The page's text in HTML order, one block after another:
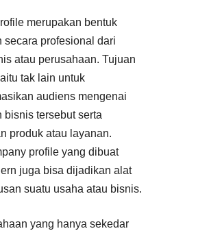
merupakan bentuk
secara profesional dari
atau perusahaan. Tujuan
tak lain untuk
audiens mengenai
bisnis tersebut serta
produk atau layanan.
profile yang dibuat
juga bisa dijadikan alat
suatu usaha atau bisnis.
yang hanya sekedar